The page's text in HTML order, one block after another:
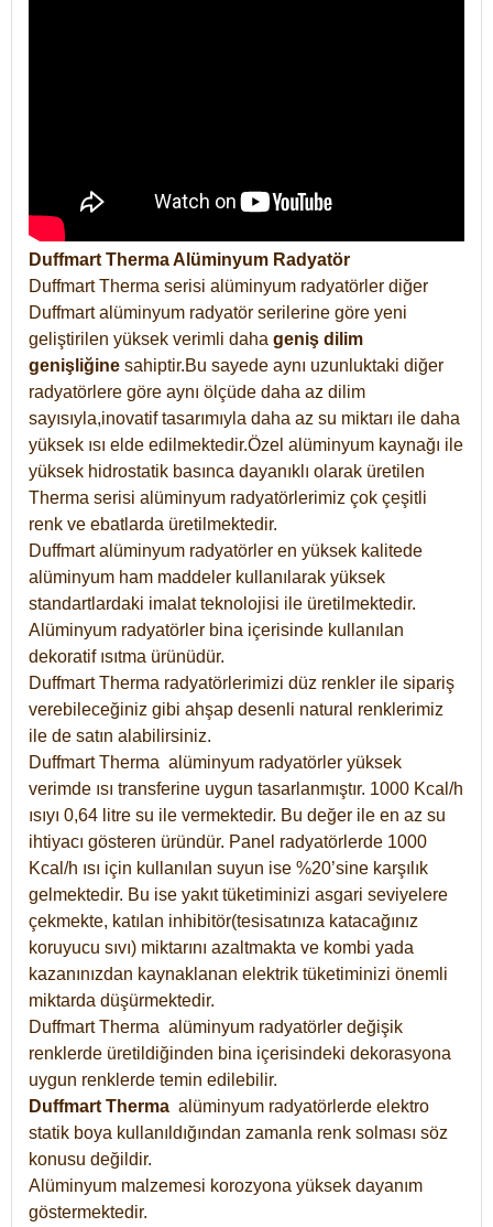
Duffmart Therma Alüminyum Radyatör
Duffmart Therma serisi alüminyum radyatörler diğer
Duffmart alüminyum radyatör serilerine göre yeni
geliştirilen yüksek verimli daha geniş dilim
genişliğine sahiptir.Bu sayede aynı uzunluktaki diğer
radyatörlere göre aynı ölçüde daha az dilim
sayısıyla,inovatif tasarımıyla daha az su miktarı ile daha
yüksek ısı elde edilmektedir.Özel alüminyum kaynağı ile
yüksek hidrostatik basınca dayanıklı olarak üretilen
Therma serisi alüminyum radyatörlerimiz çok çeşitli
renk ve ebatlarda üretilmektedir.
Duffmart alüminyum radyatörler en yüksek kalitede
alüminyum ham maddeler kullanılarak yüksek
standartlardaki imalat teknolojisi ile üretilmektedir.
Alüminyum radyatörler bina içerisinde kullanılan
dekoratif ısıtma ürünüdür.
Duffmart Therma radyatörlerimizi düz renkler ile sipariş
verebileceğiniz gibi ahşap desenli natural renklerimiz
ile de satın alabilirsiniz.
Duffmart Therma alüminyum radyatörler yüksek
verimde ısı transferine uygun tasarlanmıştır. 1000 Kcal/h
ısıyı 0,64 litre su ile vermektedir. Bu değer ile en az su
ihtiyacı gösteren üründür. Panel radyatörlerde 1000
Kcal/h ısı için kullanılan suyun ise %20’sine karşılık
gelmektedir. Bu ise yakıt tüketiminizi asgari seviyelere
çekmekte, katılan inhibitör(tesisatınıza katacağınız
koruyucu sıvı) miktarını azaltmakta ve kombi yada
kazanınızdan kaynaklanan elektrik tüketiminizi önemli
miktarda düşürmektedir.
Duffmart Therma alüminyum radyatörler değişik
renklerde üretildiğinden bina içerisindeki dekorasyona
uygun renklerde temin edilebilir.
Duffmart Therma alüminyum radyatörlerde elektro
statik boya kullanıldığından zamanla renk solması söz
konusu değildir.
Alüminyum malzemesi korozyona yüksek dayanım
göstermektedir.